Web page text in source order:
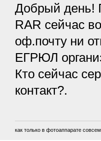
Добрый день!
RAR сейчас
оф.почту ни
ЕГРЮЛ
Кто сейчас
контакт?.
как только в фотоаппарате